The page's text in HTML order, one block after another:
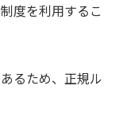
度を利用するこ
るため、正規ル